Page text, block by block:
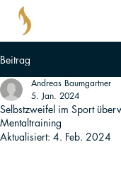
Beitrag
Selbstzweifel im Sport
Mentaltraining
Andreas Baumgartner
5. Jan. 2024
Aktualisiert: 4. Feb. 2024